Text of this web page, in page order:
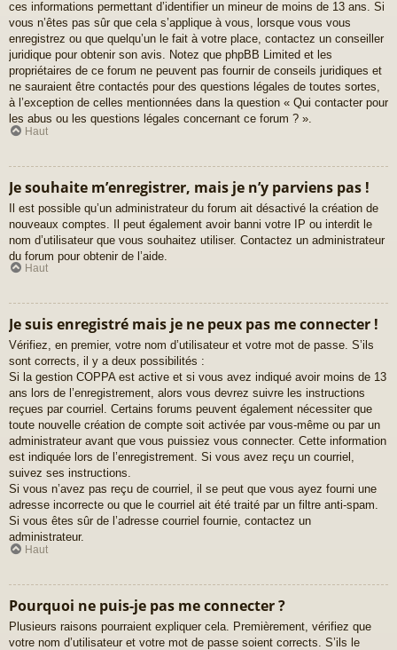
ces informations permettant d’identifier un mineur de moins de 13 ans. Si
vous n’êtes pas sûr que cela s’applique à vous, lorsque vous vous
enregistrez ou que quelqu’un le fait à votre place, contactez un conseiller
juridique pour obtenir son avis. Notez que phpBB Limited et les
propriétaires de ce forum ne peuvent pas fournir de conseils juridiques et
ne sauraient être contactés pour des questions légales de toutes sortes,
à l’exception de celles mentionnées dans la question « Qui contacter pour
les abus ou les questions légales concernant ce forum ? ».
Haut
Je souhaite m’enregistrer, mais je n’y parviens pas !
Il est possible qu’un administrateur du forum ait désactivé la création de
nouveaux comptes. Il peut également avoir banni votre IP ou interdit le
nom d’utilisateur que vous souhaitez utiliser. Contactez un administrateur
du forum pour obtenir de l’aide.
Haut
Je suis enregistré mais je ne peux pas me connecter !
Vérifiez, en premier, votre nom d’utilisateur et votre mot de passe. S’ils
sont corrects, il y a deux possibilités :
Si la gestion COPPA est active et si vous avez indiqué avoir moins de 13
ans lors de l’enregistrement, alors vous devrez suivre les instructions
reçues par courriel. Certains forums peuvent également nécessiter que
toute nouvelle création de compte soit activée par vous-même ou par un
administrateur avant que vous puissiez vous connecter. Cette information
est indiquée lors de l’enregistrement. Si vous avez reçu un courriel,
suivez ses instructions.
Si vous n’avez pas reçu de courriel, il se peut que vous ayez fourni une
adresse incorrecte ou que le courriel ait été traité par un filtre anti-spam.
Si vous êtes sûr de l’adresse courriel fournie, contactez un
administrateur.
Haut
Pourquoi ne puis-je pas me connecter ?
Plusieurs raisons pourraient expliquer cela. Premièrement, vérifiez que
votre nom d’utilisateur et votre mot de passe soient corrects. S’ils le